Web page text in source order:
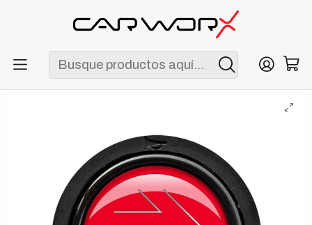
ENVÍO GRATIS POR COMPRAS MAYORES A S/ 250
MOMO Botón de Claxon Original Lip Plano